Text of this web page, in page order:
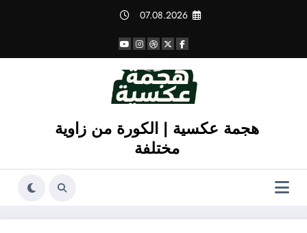
07.08.2026
هجمة عكسية | الكورة من زاوية
مختلفة